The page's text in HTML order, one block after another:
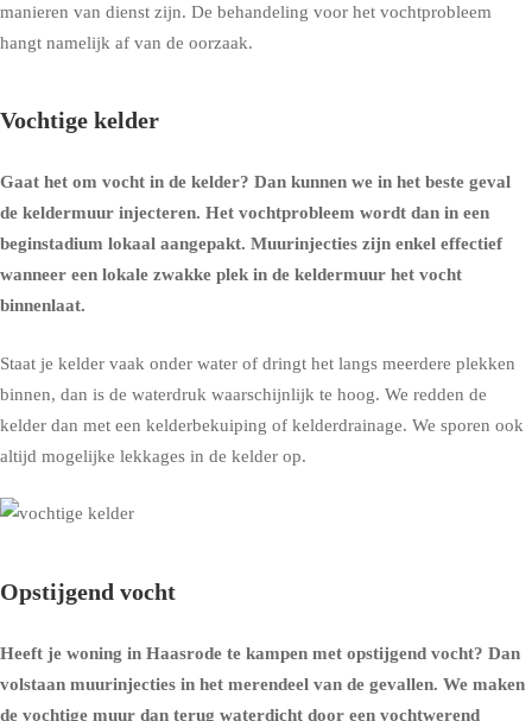
manieren van dienst zijn. De behandeling voor het vochtprobleem
hangt namelijk af van de oorzaak.
Vochtige kelder
Gaat het om vocht in de kelder? Dan kunnen we in het beste geval
de keldermuur injecteren. Het vochtprobleem wordt dan in een
beginstadium lokaal aangepakt. Muurinjecties zijn enkel effectief
wanneer een lokale zwakke plek in de keldermuur het vocht
binnenlaat.
Staat je kelder vaak onder water of dringt het langs meerdere plekken
binnen, dan is de waterdruk waarschijnlijk te hoog. We redden de
kelder dan met een kelderbekuiping of kelderdrainage. We sporen ook
altijd mogelijke lekkages in de kelder op.
Opstijgend vocht
Heeft je woning in Haasrode te kampen met opstijgend vocht? Dan
volstaan muurinjecties in het merendeel van de gevallen. We maken
de vochtige muur dan terug waterdicht door een vochtwerend